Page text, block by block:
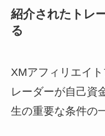
紹介されたトレ
る
XMアフィリエイ
レーダーが自己資
生の重要な条件の